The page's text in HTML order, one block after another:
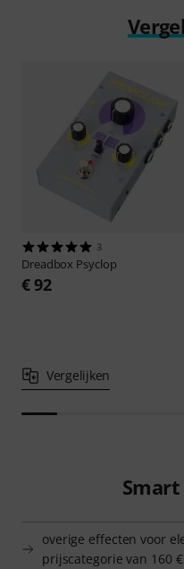
3
Dreadbox Psyclop
€ 92
Vergelijken
overige effecten voor
prijscategorie van 160